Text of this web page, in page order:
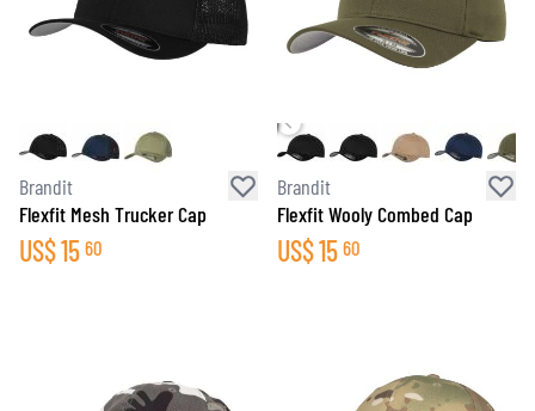
Brandit
Flexfit Mesh Trucker Cap
US$15 60
Brandit
Flexfit Wooly Combed Cap
US$15 60